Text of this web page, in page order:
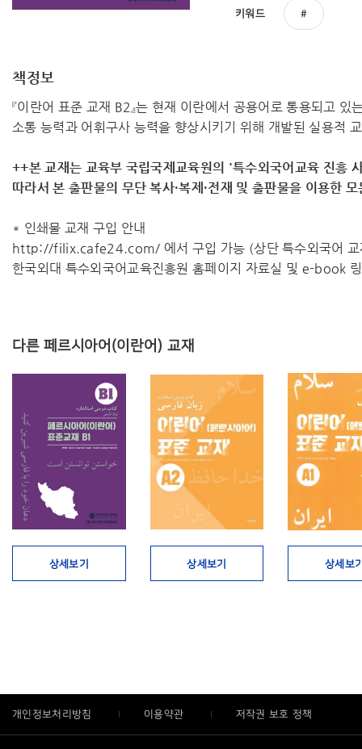
키워드
책정보
『이란어 표준 교재 B2』는 현재 이란에서 공용어로 통용되고
소통 능력과 어휘구사 능력을 향상시키기 위해 개발된 실용적
++본 교재는 교육부 국립국제교육원의 '특수외국어교육 진흥
따라서 ​본 출판물의 무단 복사·복제·전재 및 출판물을 이용한
* 인쇄물 교재 구입 안내
http://filix.cafe24.com/ 에서 구입 가능 (상단 특수외국어 교
한국외대 특수외국어교육진흥원 홈페이지 자료실 및 e-book
다른 페르시아어(이란어) 교재
상세보기 상세보기 상세보
개인정보처리방침 이용약관 저작권 보호 정책